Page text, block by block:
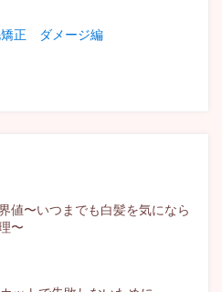
矯正 ダメージ編
値〜いつまでも白髪を気になら
〜